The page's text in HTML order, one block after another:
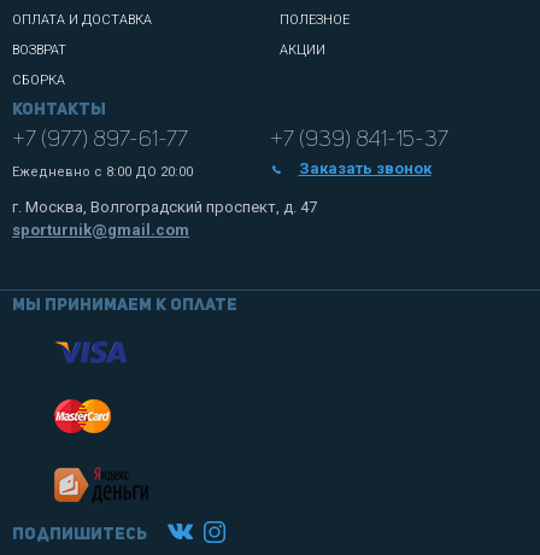
ОПЛАТА И ДОСТАВКА
ВОЗВРАТ
СБОРКА
ПОЛЕЗНОЕ
АКЦИИ
Контакты
+7 (977) 897-61-77
Ежедневно с 8:00 ДО 20:00
+7 (939) 841-15-37
Заказать звонок
г. Москва, Волгоградский проспект, д. 47
sporturnik@gmail.com
Мы принимаем к оплате
Подпишитесь